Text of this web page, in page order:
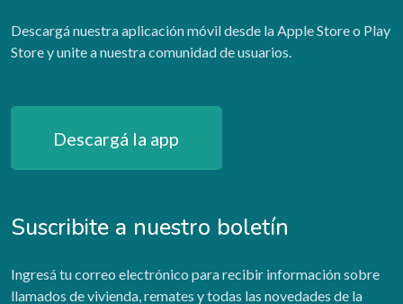
Descargá nuestra aplicación móvil desde la Apple Store o Play
Store y unite a nuestra comunidad de usuarios.
Descargá la app
Suscribite a nuestro boletín
Ingresá tu correo electrónico para recibir información sobre
llamados de vivienda, remates y todas las novedades de la